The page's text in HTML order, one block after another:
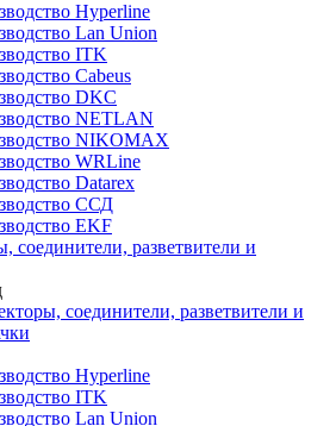
Hyperline
Lan Union
ITK
Cabeus
DKC
NETLAN
NIKOMAX
WRLine
Datarex
ССД
EKF
соединители, разветвители и
соединители, разветвители и
Hyperline
ITK
Lan Union